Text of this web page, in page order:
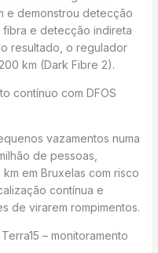
e demonstrou detecção
fibra e detecção indireta
resultado, o regulador
km (Dark Fibre 2).
contínuo com DFOS
vazamentos numa
de pessoas,
em Bruxelas com risco
contínua e
de virarem rompimentos.
– monitoramento